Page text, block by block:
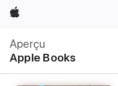
Apple
Aperçu
Apple Books
locale
Ouvrir
menu